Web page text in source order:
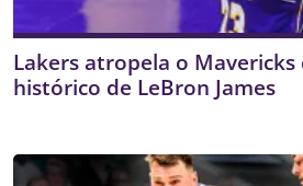
Lakers atropela o
histórico de LeBron James